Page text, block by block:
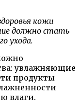
кожи
должно стать
ухода.
увлажняющие
продукты
влаги.